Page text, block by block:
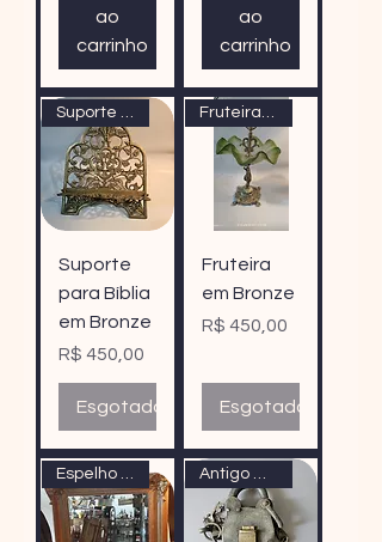
ao
carrinho
ao
carrinho
Suporte
para Bíblia
em Bronze
Preço
R$ 450,00
Esgotado
Fruteira
em Bronze
Preço
R$ 450,00
Esgotado